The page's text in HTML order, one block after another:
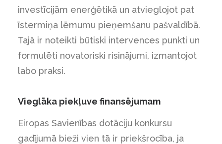
investīcijām enerģētikā un atvieglojot pat
īstermiņa lēmumu pieņemšanu pašvaldībā.
Tajā ir noteikti būtiski intervences punkti un
formulēti novatoriski risinājumi, izmantojot
labo praksi.
Vieglāka piekļuve finansējumam
Eiropas Savienības dotāciju konkursu
gadījumā bieži vien tā ir priekšrocība, ja